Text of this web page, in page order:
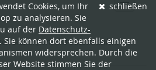
Sitz an, um ihn auszuwählen.
schließen
Cookies, um Ihr
zu analysieren. Sie
auf der Datenschutz-
Sie können dort ebenfalls einigen
widersprechen. Durch die
Website stimmen Sie der